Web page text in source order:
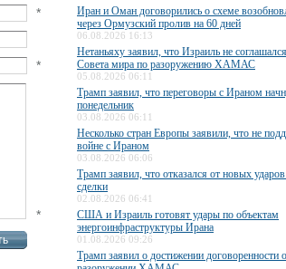
*
*
*
Иран и Оман договорились о схеме
через Ормузский пролив на 60 дней
06.08.2026 16:13
Нетаньяху заявил, что Израиль не
Совета мира по разоружению ХАМАС
05.08.2026 06:11
Трамп заявил, что переговоры с Ираном
понедельник
03.08.2026 06:11
Несколько стран Европы заявили, что не
войне с Ираном
03.08.2026 06:06
Трамп заявил, что отказался от новых
сделки
02.08.2026 06:41
США и Израиль готовят удары по объектам
энергоинфраструктуры Ирана
01.08.2026 09:26
Трамп заявил о достижении договоренности